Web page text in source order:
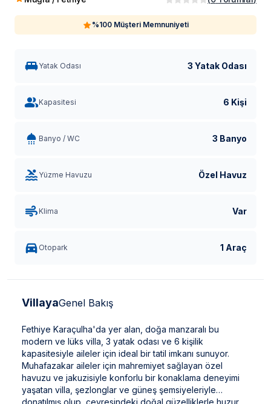
%100 Müşteri Memnuniyeti
Yatak Odası 3 Yatak Odası
Kapasitesi 6 Kişi
Banyo / WC 3 Banyo
Yüzme Havuzu Özel Havuz
Klima Var
Otopark 1 Araç
VillayaGenel Bakış
Fethiye Karaçulha'da yer alan, doğa manzaralı bu
modern ve lüks villa, 3 yatak odası ve 6 kişilik
kapasitesiyle aileler için ideal bir tatil imkanı sunuyor.
Muhafazakar aileler için mahremiyet sağlayan özel
havuzu ve jakuzisiyle konforlu bir konaklama deneyimi
yaşatan villa, şezlonglar ve güneş şemsiyeleriyle
donatılmış olup, çevresindeki doğal güzelliklerle huzur